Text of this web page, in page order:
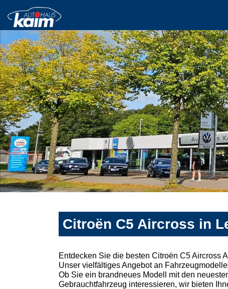
Citroën C5 Aircross in
Entdecken Sie die besten Citroën C5 Aircross
Unser vielfältiges Angebot an
Ob Sie ein brandneues Modell mit den
Gebrauchtfahrzeug interessieren, wir bieten